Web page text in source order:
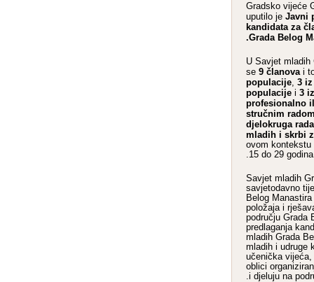
Gradsko vijeće
uputilo je Javni
kandidata za
Grada Belog
U Savjet mladih
se 9 članova i
populacije 3
populacije i 3
profesionalno
stručnim
djelokruga
mladih i skrbi
ovom kontekstu
15 do 29 godina.
Savjet mladih
savjetodavno
Belog
položaja i
području Grada
predlaganja
mladih Grada
mladih i udruge
učenička
oblici
i djeluju na